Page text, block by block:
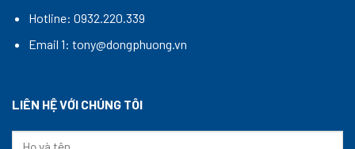
Hotline: 0932.220.339
Email 1: tony@dongphuong.vn
LIÊN HỆ VỚI CHÚNG TÔI